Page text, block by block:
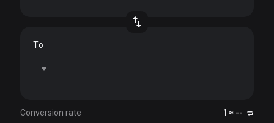
To
Conversion rate 1 ≈ --